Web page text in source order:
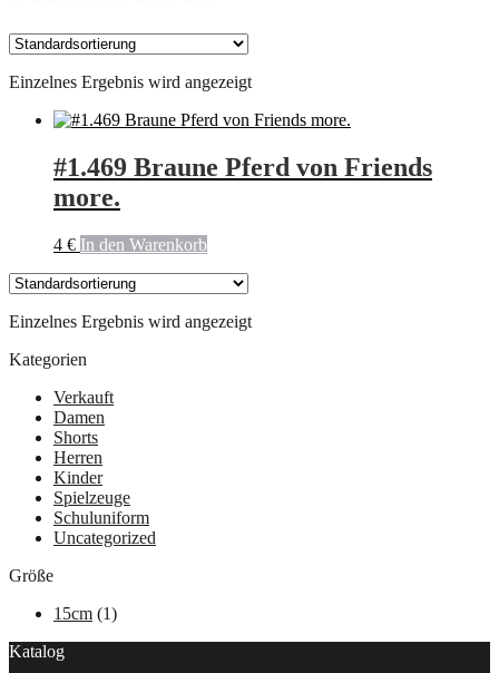
Einzelnes Ergebnis wird angezeigt
#1.469 Braune Pferd von Friends
more.
4 € In den Warenkorb
Einzelnes Ergebnis wird angezeigt
Kategorien
Verkauft
Damen
Shorts
Herren
Kinder
Spielzeuge
Schuluniform
Uncategorized
Größe
15cm (1)
Katalog